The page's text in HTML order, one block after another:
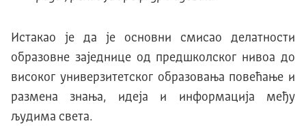
Истакао је да је основни смисао делатности
образовне заједнице од предшколског нивоа до
високог универзитетског образовања повећање и
размена знања, идеја и информација међу
људима света.